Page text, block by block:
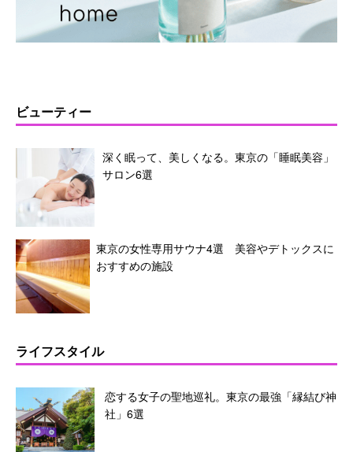
ビューティー
深く眠って、美しくなる。東京の「睡眠美容」
サロン6選
東京の女性専用サウナ4選 美容やデトックスに
おすすめの施設
ライフスタイル
恋する女子の聖地巡礼。東京の最強「縁結び神
社」6選